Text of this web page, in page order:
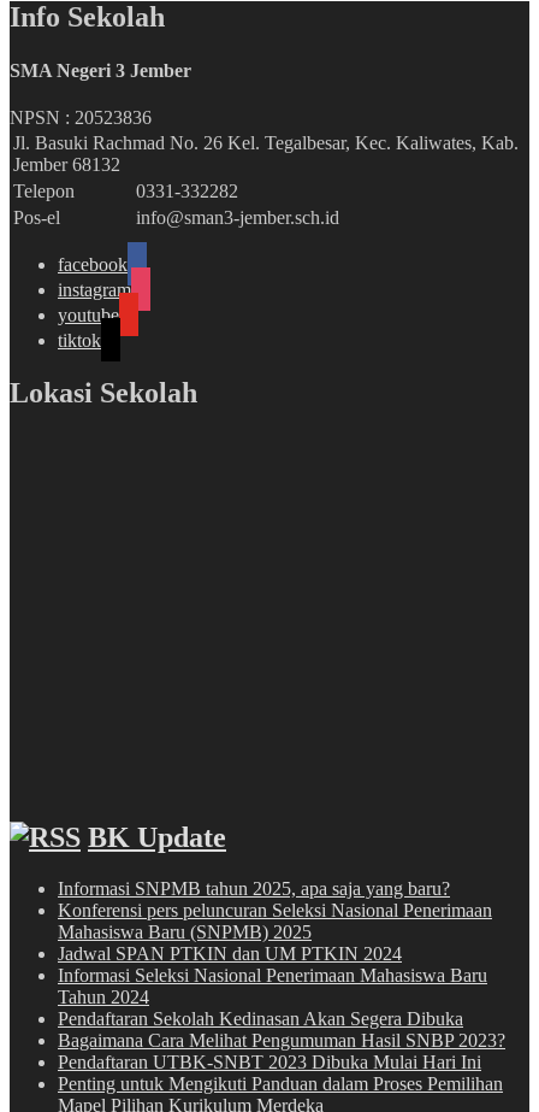
Info Sekolah
SMA Negeri 3 Jember
NPSN : 20523836
Jl. Basuki Rachmad No. 26 Kel. Tegalbesar, Kec. Kaliwates, Kab.
Jember 68132
Telepon
0331-332282
Pos-el
info@sman3-jember.sch.id
facebook
instagram
youtube
tiktok
Lokasi Sekolah
BK Update
Informasi SNPMB tahun 2025, apa saja yang baru?
Konferensi pers peluncuran Seleksi Nasional Penerimaan
Mahasiswa Baru (SNPMB) 2025
Jadwal SPAN PTKIN dan UM PTKIN 2024
Informasi Seleksi Nasional Penerimaan Mahasiswa Baru
Tahun 2024
Pendaftaran Sekolah Kedinasan Akan Segera Dibuka
Bagaimana Cara Melihat Pengumuman Hasil SNBP 2023?
Pendaftaran UTBK-SNBT 2023 Dibuka Mulai Hari Ini
Penting untuk Mengikuti Panduan dalam Proses Pemilihan
Mapel Pilihan Kurikulum Merdeka